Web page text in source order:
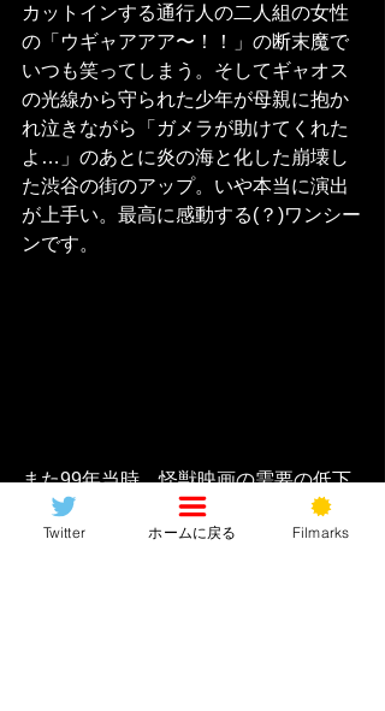
カットインする通行人の二人組の女性
の「ウギャアアア〜！！」の断末魔で
いつも笑ってしまう。そしてギャオス
の光線から守られた少年が母親に抱か
れ泣きながら「ガメラが助けてくれた
よ…」のあとに炎の海と化した崩壊し
た渋谷の街のアップ。いや本当に演出
が上手い。最高に感動する(？)ワンシー
ンです。
また99年当時、怪獣映画の需要の低下
と「学校の怪談」「リング」と言った
ホラー映画の人気が上昇していた年で
Twitter ホームに戻る Filmarks